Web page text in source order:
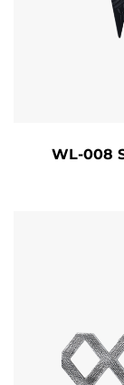
WL-008